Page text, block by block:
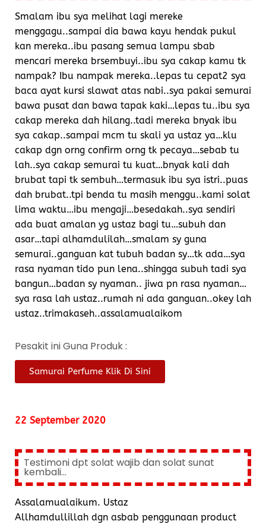
Smalam ibu sya melihat lagi mereke
menggagu..sampai dia bawa kayu hendak pukul
kan mereka..ibu pasang semua lampu sbab
mencari mereka brsembuyi..ibu sya cakap kamu tk
nampak? Ibu nampak mereka..lepas tu cepat2 sya
baca ayat kursi slawat atas nabi..sya pakai semurai
bawa pusat dan bawa tapak kaki…lepas tu..ibu sya
cakap mereka dah hilang..tadi mereka bnyak ibu
sya cakap..sampai mcm tu skali ya ustaz ya…klu
cakap dgn orng confirm orng tk pecaya…sebab tu
lah..sya cakap semurai tu kuat…bnyak kali dah
brubat tapi tk sembuh…termasuk ibu sya istri..puas
dah brubat..tpi benda tu masih menggu..kami solat
lima waktu…ibu mengaji…besedakah..sya sendiri
ada buat amalan yg ustaz bagi tu…subuh dan
asar…tapi alhamdulilah…smalam sy guna
semurai..ganguan kat tubuh badan sy…tk ada…sya
rasa nyaman tido pun lena..shingga subuh tadi sya
bangun…badan sy nyaman.. jiwa pn rasa nyaman…
sya rasa lah ustaz..rumah ni ada ganguan..okey lah
ustaz..trimakaseh..assalamualaikom
Pesakit ini Guna Produk :
Samurai Perfume Klik Di Sini
22 September 2020
Testimoni dpt solat wajib dan solat sunat
kembali...
Assalamualaikum. Ustaz
Allhamdullillah dgn asbab penggunaan product